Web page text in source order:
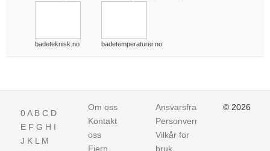
badeteknisk.no badetemperaturer.no
0A B C D
E F G H I
J K L M
Om oss
Kontakt
oss
Fjern
Ansvarsfraskrivelse
Personvern
Vilkår for
bruk
© 2026